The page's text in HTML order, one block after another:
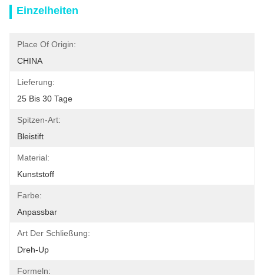
Einzelheiten
Place Of Origin:
CHINA
Lieferung:
25 Bis 30 Tage
Spitzen-Art:
Bleistift
Material:
Kunststoff
Farbe:
Anpassbar
Art Der Schließung:
Dreh-Up
Formeln: